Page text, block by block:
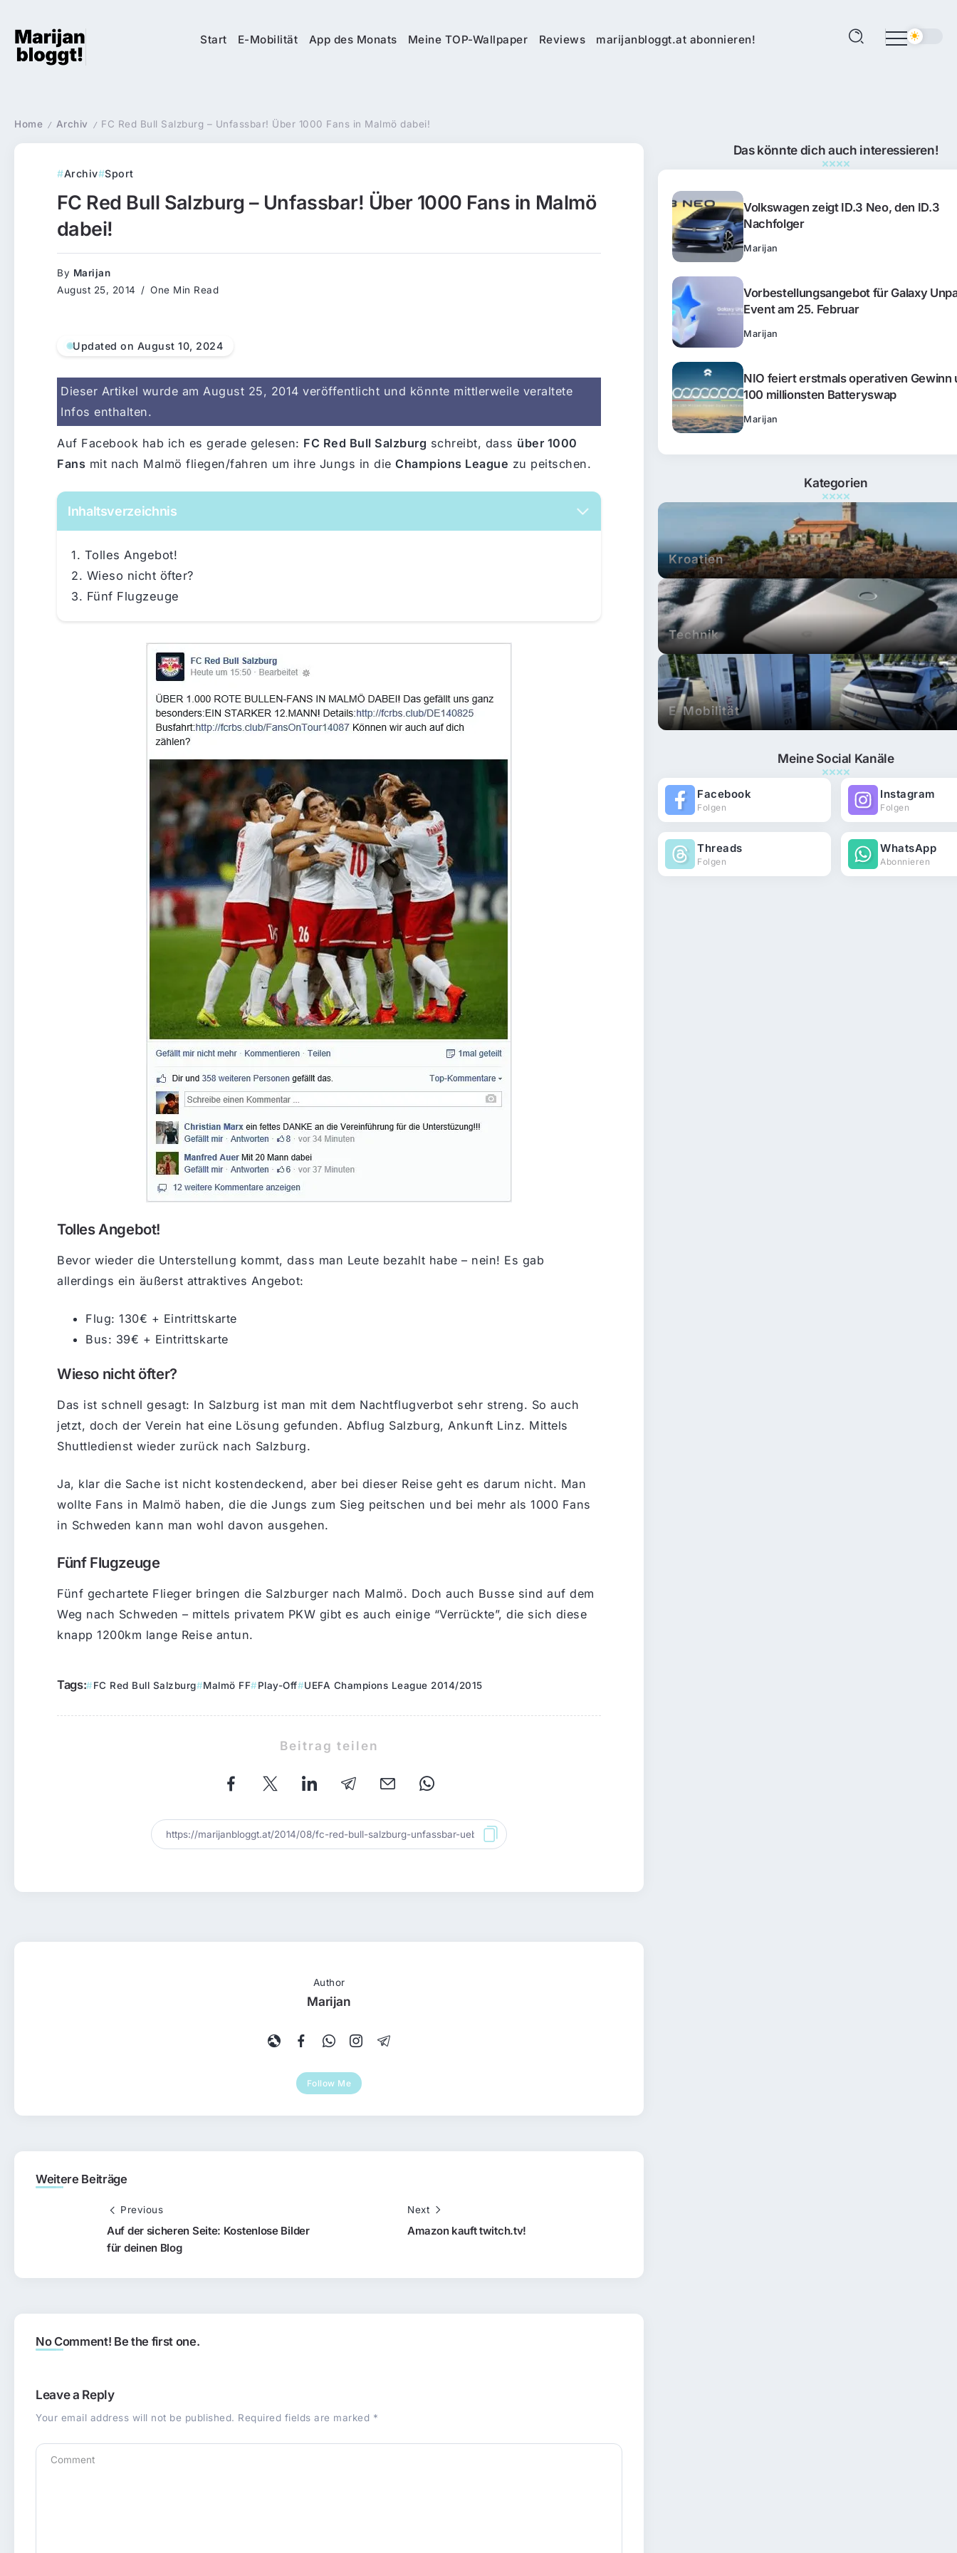
Start E-Mobilität App des Monats Meine TOP-Wallpaper Reviews marijanbloggt.at abonnieren!
Home / Archiv / FC Red Bull Salzburg – Unfassbar! Über 1000 Fans in Malmö dabei!
Archiv Sport
FC Red Bull Salzburg – Unfassbar! Über 1000 Fans in Malmö
dabei!
By Marijan
August 25, 2014
One Min Read
Updated on August 10, 2024
Dieser Artikel wurde am August 25, 2014 veröffentlicht und könnte mittlerweile veraltete
Infos enthalten.
Auf Facebook hab ich es gerade gelesen: FC Red Bull Salzburg schreibt, dass über 1000
Fans mit nach Malmö fliegen/fahren um ihre Jungs in die Champions League zu peitschen.
Inhaltsverzeichnis
Tolles Angebot!
Wieso nicht öfter?
Fünf Flugzeuge
Tolles Angebot!
Bevor wieder die Unterstellung kommt, dass man Leute bezahlt habe – nein! Es gab
allerdings ein äußerst attraktives Angebot:
Flug: 130€ + Eintrittskarte
Bus: 39€ + Eintrittskarte
Wieso nicht öfter?
Das ist schnell gesagt: In Salzburg ist man mit dem Nachtflugverbot sehr streng. So auch
jetzt, doch der Verein hat eine Lösung gefunden. Abflug Salzburg, Ankunft Linz. Mittels
Shuttledienst wieder zurück nach Salzburg.
Ja, klar die Sache ist nicht kostendeckend, aber bei dieser Reise geht es darum nicht. Man
wollte Fans in Malmö haben, die die Jungs zum Sieg peitschen und bei mehr als 1000 Fans
in Schweden kann man wohl davon ausgehen.
Fünf Flugzeuge
Fünf gechartete Flieger bringen die Salzburger nach Malmö. Doch auch Busse sind auf dem
Weg nach Schweden – mittels privatem PKW gibt es auch einige “Verrückte”, die sich diese
knapp 1200km lange Reise antun.
Tags: FC Red Bull Salzburg Malmö FF Play-Off UEFA Champions League 2014/2015
Beitrag teilen
Author
Marijan
Follow Me
Weitere Beiträge
Previous
Auf der sicheren Seite: Kostenlose Bilder
für deinen Blog
Next
Amazon kauft twitch.tv!
No Comment! Be the first one.
Leave a Reply
Your email address will not be published. Required fields are marked *
Das könnte dich auch interessieren!
Volkswagen zeigt ID.3 Neo, den ID.3
Nachfolger
Marijan
Vorbestellungsangebot für Galaxy
Event am 25. Februar
Marijan
NIO feiert erstmals operativen Gewinn
100 millionsten Batteryswap
Marijan
Kategorien
Kroatien
Technik
E-Mobilität
Meine Social Kanäle
Facebook
Folgen
Instagram
Folgen
Threads
Folgen
WhatsApp
Abonnieren